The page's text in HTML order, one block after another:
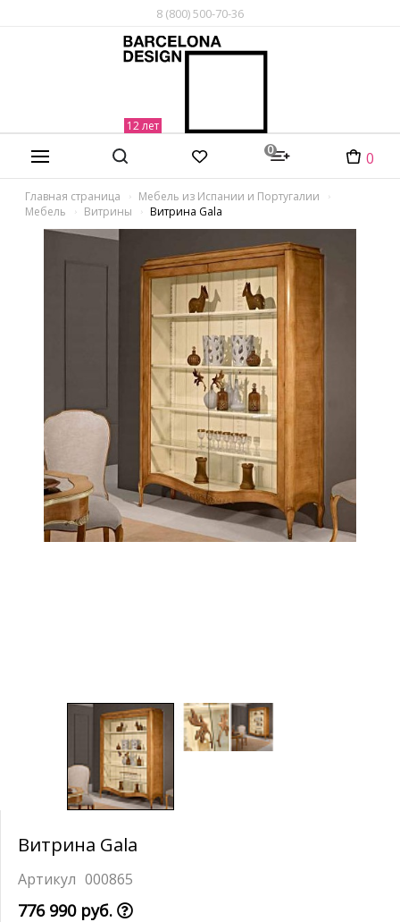
8 (800) 500-70-36
0 0
Главная страница
Мебель из Испании и Португалии
Мебель
Витрины Витрина Gala
Витрина Gala
000865
776 990 руб.